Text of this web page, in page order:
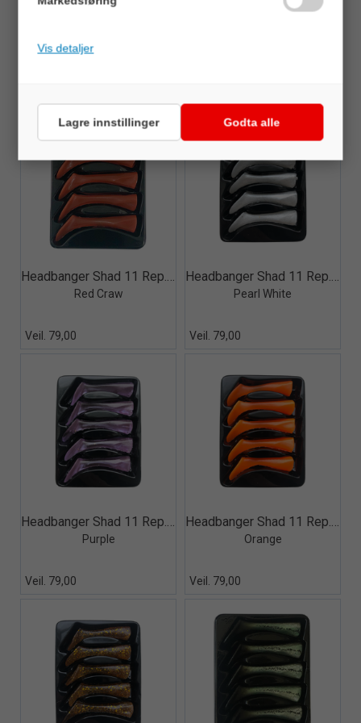
Quick View+ Headbanger Shad 11 Rep. tails, 5 pcs
Red Craw
Veil. 79,00
Quick View+ Headbanger Shad 11 Rep. tails, 5 pcs
Pearl White
Veil. 79,00
Quick View+ Headbanger Shad 11 Rep. tails, 5 pcs
Purple
Veil. 79,00
Quick View+ Headbanger Shad 11 Rep. tails, 5 pcs
Orange
Veil. 79,00
Vis detaljer
Lagre innstillinger Godta alle